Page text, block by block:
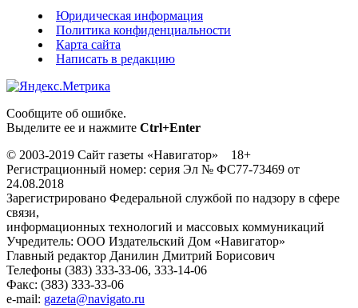
Юридическая информация
Политика конфиденциальности
Карта сайта
Написать в редакцию
Сообщите об ошибке.
Выделите ее и нажмите Ctrl+Enter
© 2003-2019 Сайт газеты «Навигатор» 18+
Регистрационный номер: серия Эл № ФС77-73469 от
24.08.2018
Зарегистрировано Федеральной службой по надзору в сфере
связи,
информационных технологий и массовых коммуникаций
Учредитель: ООО Издательский Дом «Навигатор»
Главный редактор Данилин Дмитрий Борисович
Телефоны (383) 333-33-06, 333-14-06
Факс: (383) 333-33-06
e-mail: gazeta@navigato.ru